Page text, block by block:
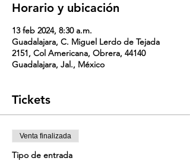
Horario y ubicación
13 feb 2024, 8:30 a.m.
Guadalajara, C. Miguel Lerdo de Tejada
2151, Col Americana, Obrera, 44140
Guadalajara, Jal., México
Tickets
Venta finalizada
Tipo de entrada